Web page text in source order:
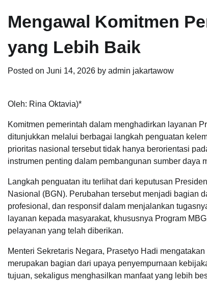
Mengawal Komitmen
yang Lebih Baik
Posted on Juni 14, 2026 by admin jakartawow
Oleh: Rina Oktavia)*
Komitmen pemerintah dalam menghadirkan layanan
ditunjukkan melalui berbagai langkah penguatan
prioritas nasional tersebut tidak hanya berorientasi
instrumen penting dalam pembangunan sumber daya
Langkah penguatan itu terlihat dari keputusan
Nasional (BGN). Perubahan tersebut menjadi bagian
profesional, dan responsif dalam menjalankan
layanan kepada masyarakat, khususnya Program
pelayanan yang telah diberikan.
Menteri Sekretaris Negara, Prasetyo Hadi
merupakan bagian dari upaya penyempurnaan
tujuan, sekaligus menghasilkan manfaat yang lebih